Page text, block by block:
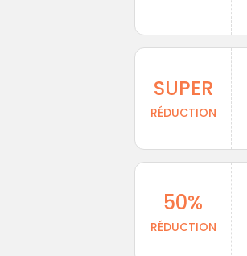
SUPER
RÉDUCTION
50%
RÉDUCTION